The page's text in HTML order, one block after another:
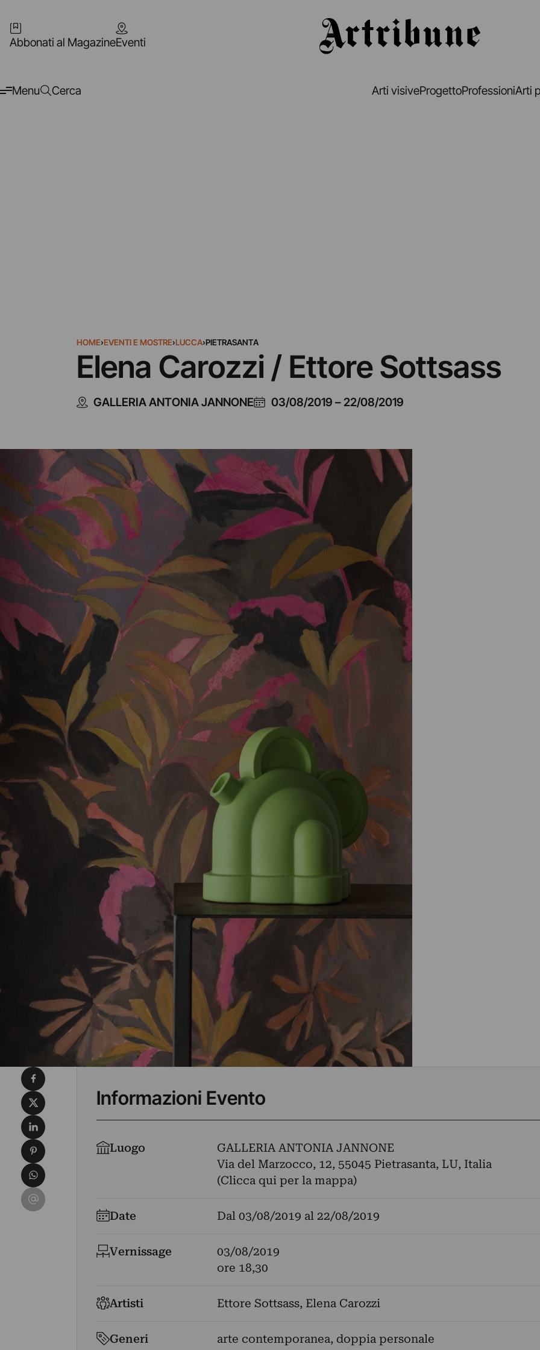
Abbonati al MagazineEventi
Menu Cerca Arti visiveProgettoProfessioniArti
HOME›EVENTI E MOSTRE›LUCCA›PIETRASANTA
Elena Carozzi / Ettore Sottsass
GALLERIA ANTONIA JANNONE 03/08/2019 – 22/08/2019
Informazioni Evento
Luogo
GALLERIA ANTONIA JANNONE
Via del Marzocco, 12, 55045 Pietrasanta, LU, Italia
(Clicca qui per la mappa)
Date Dal 03/08/2019 al 22/08/2019
Vernissage
03/08/2019
ore 18,30
Artisti Ettore Sottsass, Elena Carozzi
Generi arte contemporanea, doppia personale
Condividi su Facebook
Condividi su X
Condividi su LinkedIn
Condividi su Pinterest
Condividi su WhatsApp
Condividi su Email